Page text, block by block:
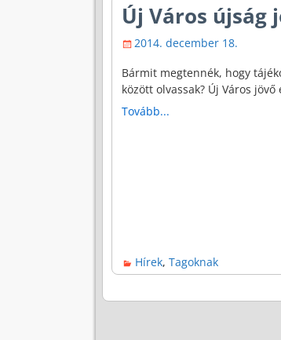
Új Város újság
2014. december 18.
Bármit megtennék, hogy
között olvassak? Új Város
Tovább...
Hírek,Tagoknak
Bejegyzés navigáció